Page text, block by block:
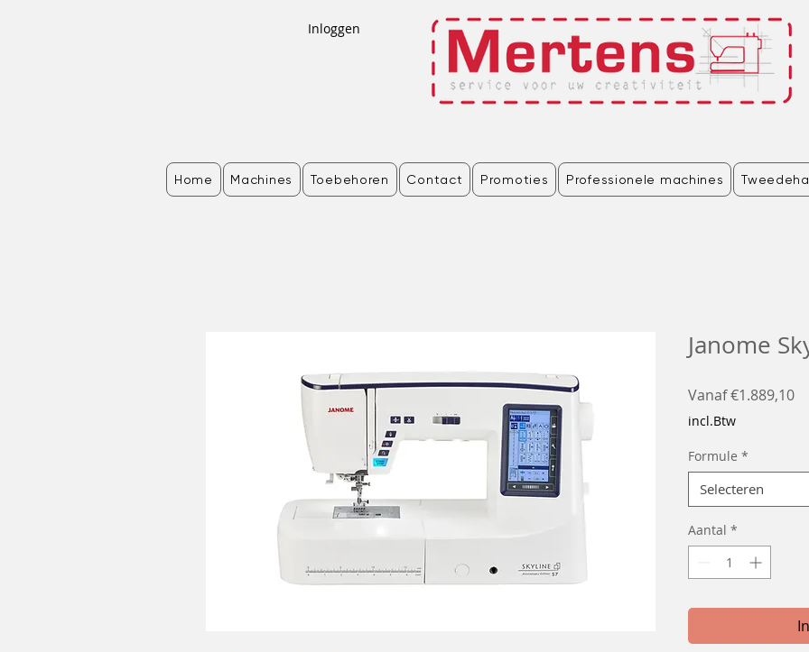
Inloggen
Home Machines Toebehoren Contact Promoties Professionele machines
Janome
Vanaf€1.889,10
incl.Btw
Formule *
Selecteren
Aantal *